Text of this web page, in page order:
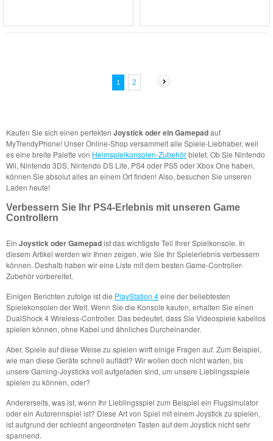
1 2
Kaufen Sie sich einen perfekten Joystick oder ein Gamepadauf
MyTrendyPhone! Unser Online-Shop versammelt alle Spiele-Liebhaber, weil
es eine breite Palette von Heimspielkonsolen-Zubehörbietet. Ob Sie Nintendo
Wii, Nintendo 3DS, Nintendo DS Lite, PS4 oder PS5 oder Xbox One haben,
können Sie absolut alles an einem Ort finden! Also, besuchen Sie unseren
Laden heute!
Verbessern Sie Ihr PS4-Erlebnis mit unseren Game
Controllern
Ein Joystick oder Gamepadist das wichtigste Teil Ihrer Spielkonsole. In
diesem Artikel werden wir Ihnen zeigen, wie Sie Ihr Spielerlebnis verbessern
können. Deshalb haben wir eine Liste mit dem besten Game-Controller-
Zubehör vorbereitet.
Einigen Berichten zufolge ist die PlayStation 4eine der beliebtesten
Spielekonsolen der Welt. Wenn Sie die Konsole kaufen, erhalten Sie einen
DualShock 4 Wireless-Controller. Das bedeutet, dass Sie Videospiele kabellos
spielen können, ohne Kabel und ähnliches Durcheinander.
Aber, Spiele auf diese Weise zu spielen wirft einige Fragen auf. Zum Beispiel,
wie man diese Geräte schnell auflädt? Wir wollen doch nicht warten, bis
unsere Gaming-Joysticks voll aufgeladen sind, um unsere Lieblingsspiele
spielen zu können, oder?
Andererseits, was ist, wenn Ihr Lieblingsspiel zum Beispiel ein Flugsimulator
oder ein Autorennspiel ist? Diese Art von Spiel mit einem Joystick zu spielen,
ist aufgrund der schlecht angeordneten Tasten auf dem Joystick nicht sehr
spannend.